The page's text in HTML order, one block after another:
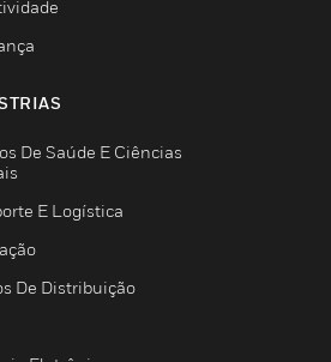
De Saúde E Ciências
E Logística
De Distribuição